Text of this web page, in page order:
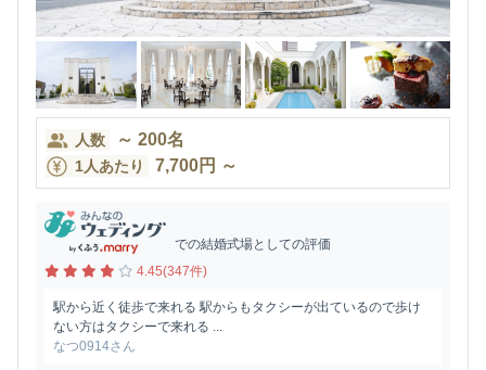
人数 ～ 200名
1人あたり 7,700円 ～
での結婚式場としての評価
4.45(347件)
駅から近く徒歩で来れる 駅からもタクシーが出ているので歩け
ない方はタクシーで来れる ...
なつ0914さん